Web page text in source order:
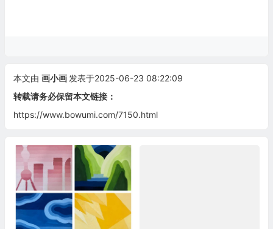
本文由 画小画 发表于2025-06-23 08:22:09
转载请务必保留本文链接：
https://www.bowumi.com/7150.html